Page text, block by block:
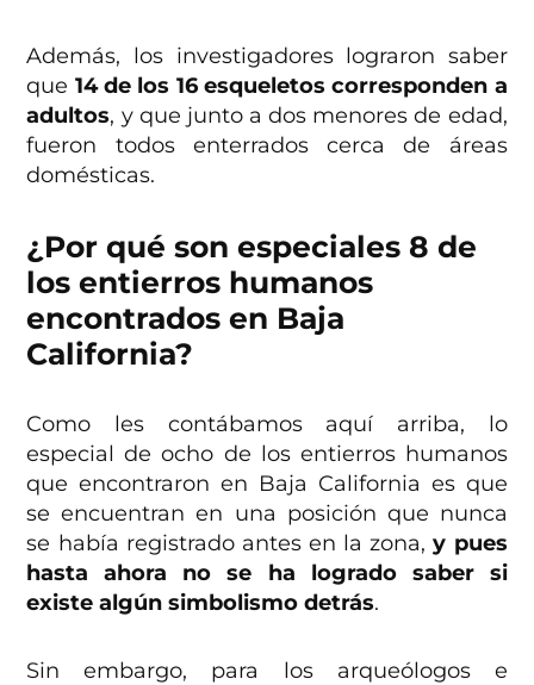
Además, los investigadores lograron saber
que 14 de los 16 esqueletos corresponden a
adultos, y que junto a dos menores de edad,
fueron todos enterrados cerca de áreas
domésticas.
¿Por qué son especiales 8 de
los entierros humanos
encontrados en Baja
California?
Como les contábamos aquí arriba, lo
especial de ocho de los entierros humanos
que encontraron en Baja California es que
se encuentran en una posición que nunca
se había registrado antes en la zona, y pues
hasta ahora no se ha logrado saber si
existe algún simbolismo detrás.
Sin embargo, para los arqueólogos e